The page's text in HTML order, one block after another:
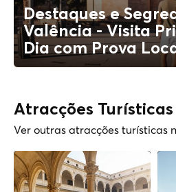
Destaques e
Valência - Visita
Dia com Prova
Atracções
Ver outras atracções turísticas